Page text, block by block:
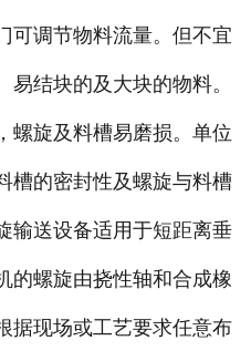
可调节物料流量。但不宜
结块的及大块的物料。
螺旋及料槽易磨损。单位
槽的密封性及螺旋与料槽
输送设备适用于短距离垂
的螺旋由挠性轴和合成橡
据现场或工艺要求任意布